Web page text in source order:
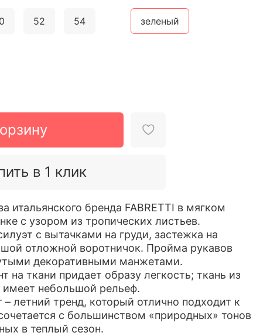
в 1 клик
52 54 зеленый
итальянского бренда FABRETTI в мягком
с узором из тропических листьев.
с вытачками на груди, застежка на
отложной воротничок. Пройма рукавов
декоративными манжетами.
на ткани придает образу легкость; ткань из
небольшой рельеф.
летний тренд, который отлично подходит к
с большинством «природных» тонов
в теплый сезон.